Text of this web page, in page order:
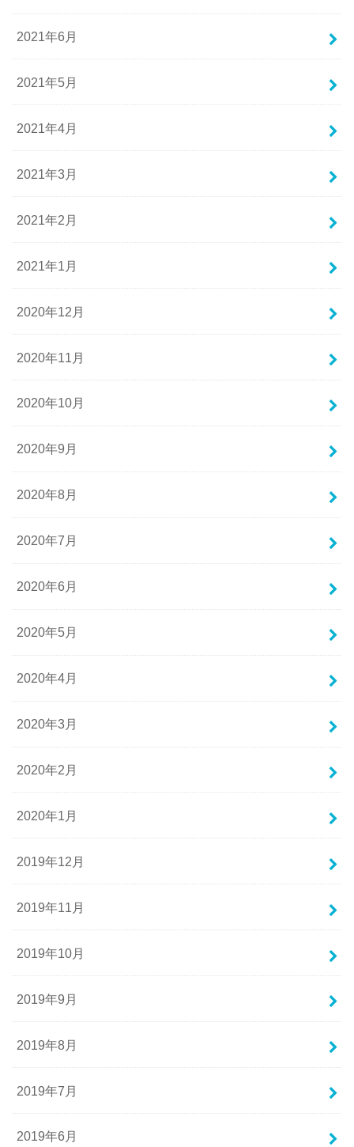
2021年6月
2021年5月
2021年4月
2021年3月
2021年2月
2021年1月
2020年12月
2020年11月
2020年10月
2020年9月
2020年8月
2020年7月
2020年6月
2020年5月
2020年4月
2020年3月
2020年2月
2020年1月
2019年12月
2019年11月
2019年10月
2019年9月
2019年8月
2019年7月
2019年6月